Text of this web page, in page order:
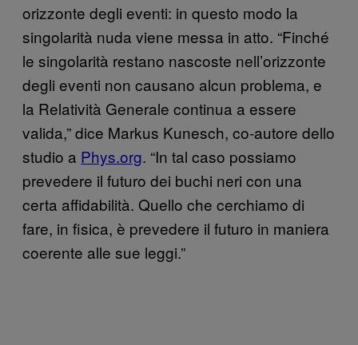
orizzonte degli eventi: in questo modo la
singolarità nuda viene messa in atto. “Finché
le singolarità restano nascoste nell’orizzonte
degli eventi non causano alcun problema, e
la Relatività Generale continua a essere
valida,” dice Markus Kunesch, co-autore dello
studio a Phys.org. “In tal caso possiamo
prevedere il futuro dei buchi neri con una
certa affidabilità. Quello che cerchiamo di
fare, in fisica, è prevedere il futuro in maniera
coerente alle sue leggi.”